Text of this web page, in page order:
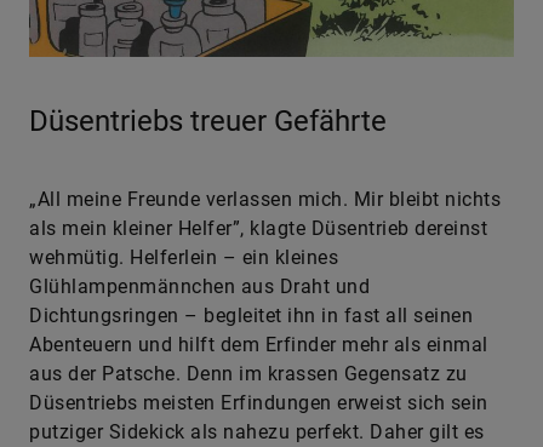
Düsentriebs treuer Gefährte
„All meine Freunde verlassen mich. Mir bleibt nichts
als mein kleiner Helfer”, klagte Düsentrieb dereinst
wehmütig. Helferlein – ein kleines
Glühlampenmännchen aus Draht und
Dichtungsringen – begleitet ihn in fast all seinen
Abenteuern und hilft dem Erfinder mehr als einmal
aus der Patsche. Denn im krassen Gegensatz zu
Düsentriebs meisten Erfindungen erweist sich sein
putziger Sidekick als nahezu perfekt. Daher gilt es